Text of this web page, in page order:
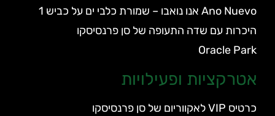
Ano Nuevo אנו נואבו – שמורת כלבי ים על כביש 1
היכרות עם שדה התעופה של סן פרנסיסקו
Oracle Park
אטרקציות ופעילויות
כרטיס VIP לאקווריום של סן פרנסיסקו